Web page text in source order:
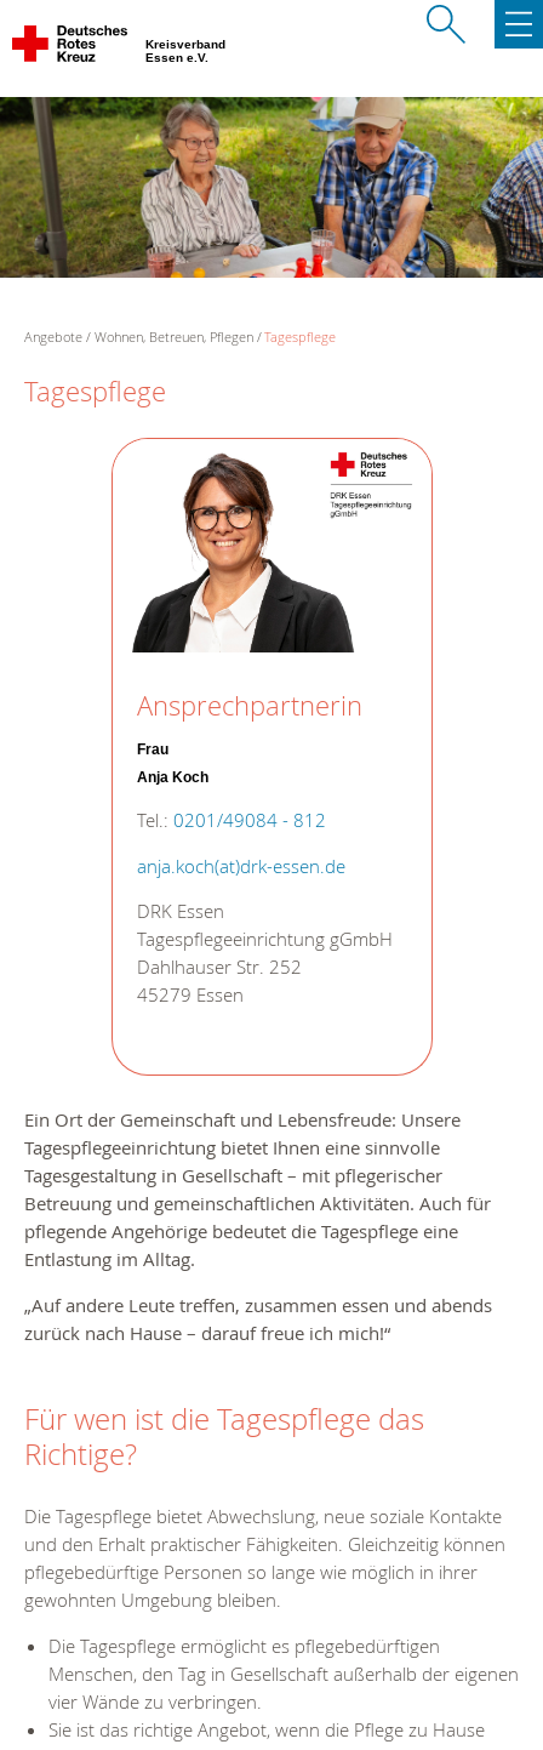
Kreisverband
Essen e.V.
Angebote Wohnen, Betreuen, Pflegen Tagespflege
Tagespflege
Ansprechpartnerin
Frau
Anja Koch
Tel.: 0201/49084 - 812
anja.koch(at)drk-essen.de
DRK Essen
Tagespflegeeinrichtung gGmbH
Dahlhauser Str. 252
45279 Essen
Ein Ort der Gemeinschaft und Lebensfreude: Unsere
Tagespflegeeinrichtung bietet Ihnen eine sinnvolle
Tagesgestaltung in Gesellschaft – mit pflegerischer
Betreuung und gemeinschaftlichen Aktivitäten. Auch für
pflegende Angehörige bedeutet die Tagespflege eine
Entlastung im Alltag.
„Auf andere Leute treffen, zusammen essen und abends
zurück nach Hause – darauf freue ich mich!“
Für wen ist die Tagespflege das
Richtige?
Die Tagespflege bietet Abwechslung, neue soziale Kontakte
und den Erhalt praktischer Fähigkeiten. Gleichzeitig können
pflegebedürftige Personen so lange wie möglich in ihrer
gewohnten Umgebung bleiben.
Die Tagespflege ermöglicht es pflegebedürftigen
Menschen, den Tag in Gesellschaft außerhalb der eigenen
vier Wände zu verbringen.
Sie ist das richtige Angebot, wenn die Pflege zu Hause